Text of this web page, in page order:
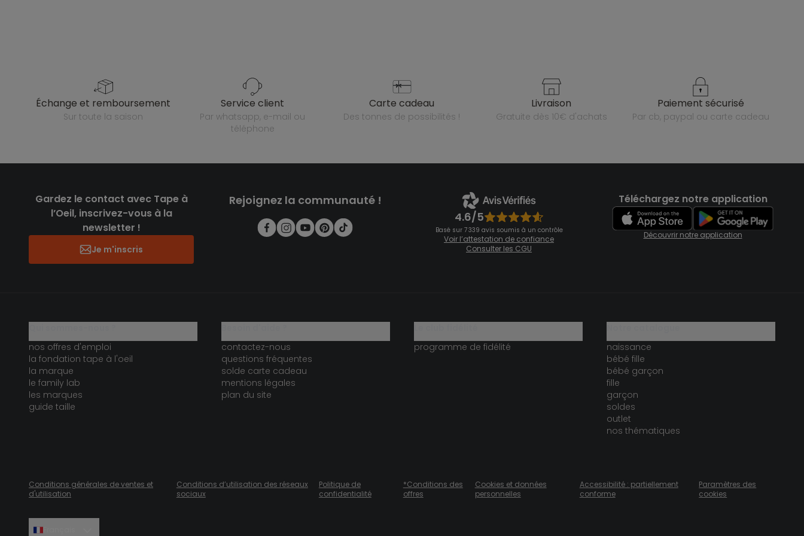
échange et remboursement
sur toute la saison
service client
par whatsapp, e-mail ou
téléphone
carte cadeau
des tonnes de possibilités !
livraison
gratuite dès 10€ d'achats
paiement sécurisé
par cb, paypal ou carte cadeau
Gardez le contact avec Tape à
l’Oeil, inscrivez-vous à la
newsletter !
Je m'inscris
Rejoignez la communauté !
4.6/5
Basé sur 7 339 avis soumis à un contrôle
Voir l’attestation de confiance
Consulter les CGU
Téléchargez notre application
Découvrir notre application
nos offres d'emploi
la fondation tape à l'oeil
la marque
le family lab
les marques
guide taille
contactez-nous
questions fréquentes
solde carte cadeau
mentions légales
plan du site
programme de fidélité
naissance
bébé fille
bébé garçon
fille
garçon
soldes
outlet
nos thématiques
Conditions générales de ventes et
d'utilisation
Conditions d’utilisation des réseaux
sociaux
Politique de
confidentialité
*Conditions des
offres
Cookies et données
personnelles
Accessibilité : partiellement
conforme
Paramètres des
cookies